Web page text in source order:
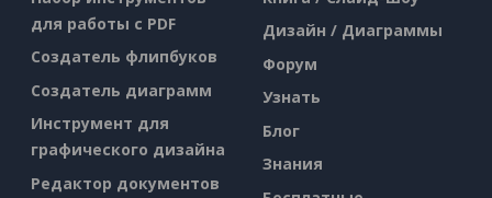
для работы с PDF
Создатель флипбуков
Создатель диаграмм
Инструмент для
графического дизайна
Редактор документов
Дизайн / Диаграммы
Форум
Узнать
Блог
Знания